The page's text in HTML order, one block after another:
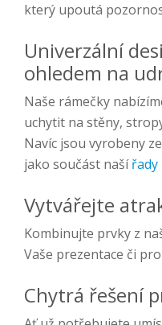
který upoutá
Univerzální
ohledem na
Naše rámečky
uchytit na stěny,
Navíc jsou vyrobeny
jako součást našířady
Vytvářejte
Kombinujte prvky z
Vaše prezentace či
Chytrá řešení